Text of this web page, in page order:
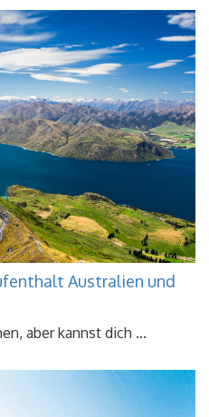
Australien und
aber kannst dich ...